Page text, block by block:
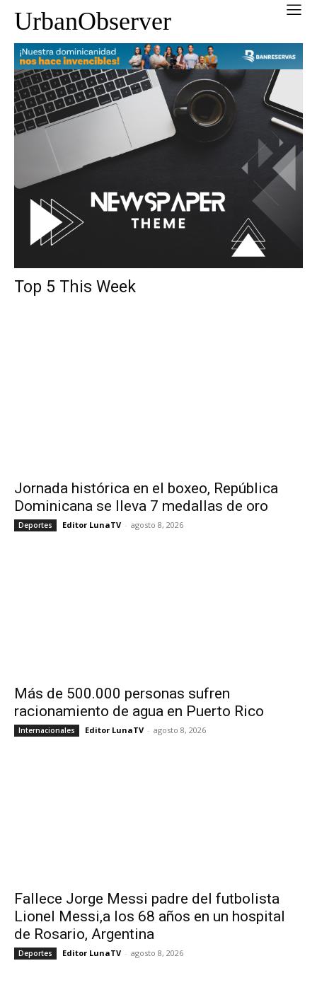
UrbanObserver
Top 5 This Week
Jornada histórica en el boxeo, República
Dominicana se lleva 7 medallas de oro
Deportes Editor LunaTV - agosto 8, 2026
Más de 500.000 personas sufren
racionamiento de agua en Puerto Rico
Internacionales Editor LunaTV - agosto 8, 2026
Fallece Jorge Messi padre del futbolista
Lionel Messi,a los 68 años en un hospital
de Rosario, Argentina
Deportes Editor LunaTV - agosto 8, 2026